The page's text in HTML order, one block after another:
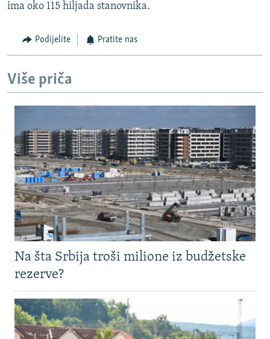
ima oko 115 hiljada stanovnika.
Podijelite Pratite nas
Više priča
Na šta Srbija troši milione iz budžetske
rezerve?